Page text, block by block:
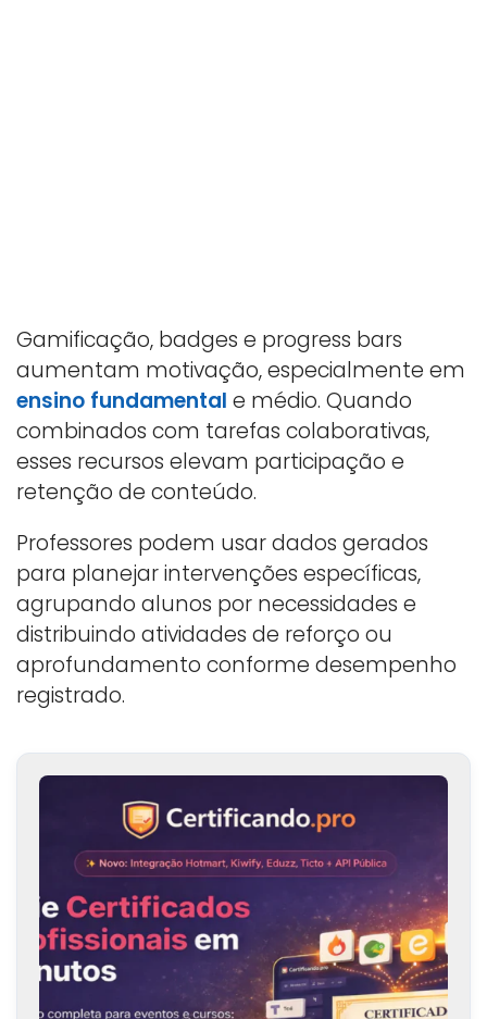
Gamificação, badges e progress bars
aumentam motivação, especialmente em
ensino fundamental e médio. Quando
combinados com tarefas colaborativas,
esses recursos elevam participação e
retenção de conteúdo.
Professores podem usar dados gerados
para planejar intervenções específicas,
agrupando alunos por necessidades e
distribuindo atividades de reforço ou
aprofundamento conforme desempenho
registrado.